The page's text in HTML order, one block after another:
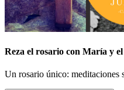
Reza el rosario con María y
Un rosario único: meditaciones